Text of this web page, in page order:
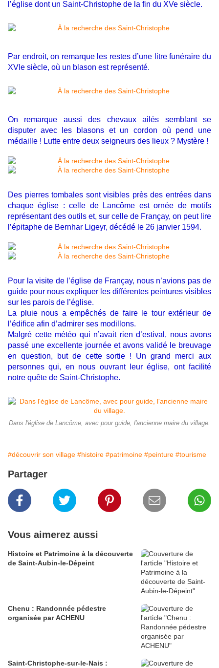
l’église dont un Saint-Christophe de la fin du XVe siècle.
Par endroit, on remarque les restes d’une litre funéraire du
XVIe siècle, où un blason est représenté.
On remarque aussi des chevaux ailés semblant se
disputer avec les blasons et un cordon où pend une
médaille ! Lutte entre deux seigneurs des lieux ? Mystère !
Des pierres tombales sont visibles près des entrées dans
chaque église : celle de Lancôme est ornée de motifs
représentant des outils et, sur celle de Françay, on peut lire
l’épitaphe de Bernhar Ligeyr, décédé le 26 janvier 1594.
Pour la visite de l’église de Françay, nous n’avions pas de
guide pour nous expliquer les différentes peintures visibles
sur les parois de l’église.
La pluie nous a empêchés de faire le tour extérieur de
l’édifice afin d’admirer ses modillons.
Malgré cette météo qui n’avait rien d’estival, nous avons
passé une excellente journée et avons validé le breuvage
en question, but de cette sortie ! Un grand merci aux
personnes qui, en nous ouvrant leur église, ont facilité
notre quête de Saint-Christophe.
Dans l'église de Lancôme, avec pour guide, l'ancienne maire du village.
#découvrir son village #histoire #patrimoine #peinture #tourisme
Partager
Vous aimerez aussi
Histoire et Patrimoine à la découverte
de Saint-Aubin-le-Dépeint
Chenu : Randonnée pédestre
organisée par ACHENU
Saint-Christophe-sur-le-Nais :